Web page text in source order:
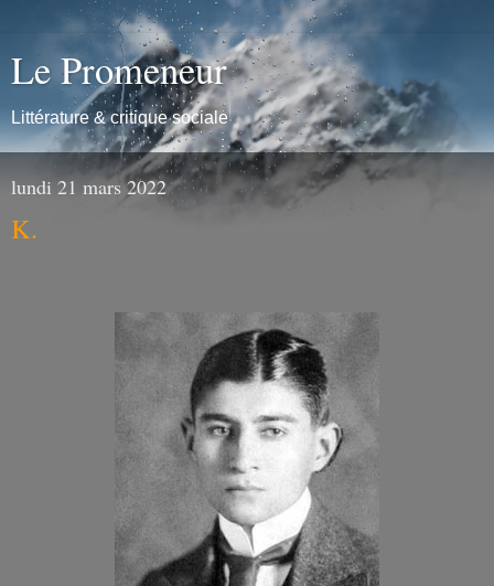
Le Promeneur
Littérature & critique sociale
lundi 21 mars 2022
K.